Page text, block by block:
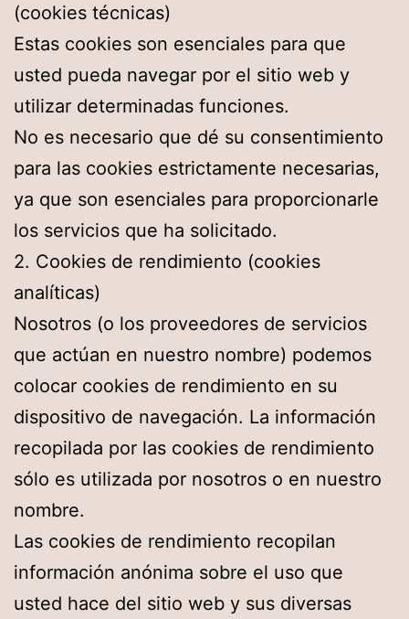
(cookies técnicas)
Estas cookies son esenciales para que
usted pueda navegar por el sitio web y
utilizar determinadas funciones.
No es necesario que dé su consentimiento
para las cookies estrictamente necesarias,
ya que son esenciales para proporcionarle
los servicios que ha solicitado.
2. Cookies de rendimiento (cookies
analíticas)
Nosotros (o los proveedores de servicios
que actúan en nuestro nombre) podemos
colocar cookies de rendimiento en su
dispositivo de navegación. La información
recopilada por las cookies de rendimiento
sólo es utilizada por nosotros o en nuestro
nombre.
Las cookies de rendimiento recopilan
información anónima sobre el uso que
usted hace del sitio web y sus diversas